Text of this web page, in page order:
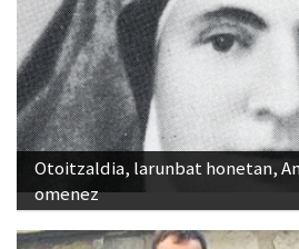
Otoitzaldia, larunbat honetan,
omenez